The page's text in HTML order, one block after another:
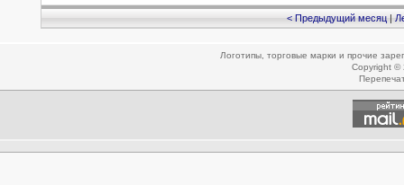
< Предыдущий месяц|
Логотипы, торговые марки и прочие
Copyright ©